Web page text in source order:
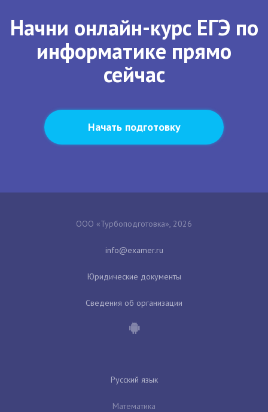
Начни онлайн-курс ЕГЭ по
информатике прямо
сейчас
Начать подготовку
ООО «Турбоподготовка», 2026
Юридические документы
Сведения об организации
Русский язык
Математика